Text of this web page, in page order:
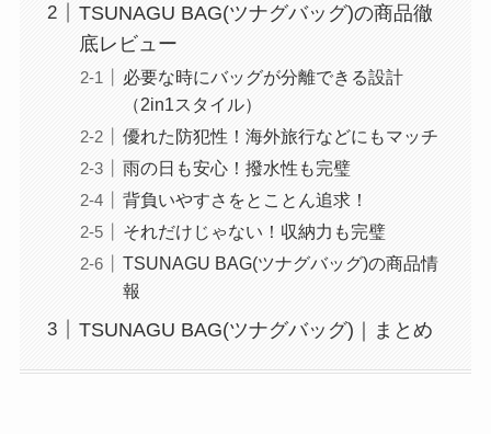
TSUNAGU BAG(ツナグバッグ)の商品徹
底レビュー
必要な時にバッグが分離できる設計
（2in1スタイル）
優れた防犯性！海外旅行などにもマッチ
雨の日も安心！撥水性も完璧
背負いやすさをとことん追求！
それだけじゃない！収納力も完璧
TSUNAGU BAG(ツナグバッグ)の商品情
報
TSUNAGU BAG(ツナグバッグ)｜まとめ